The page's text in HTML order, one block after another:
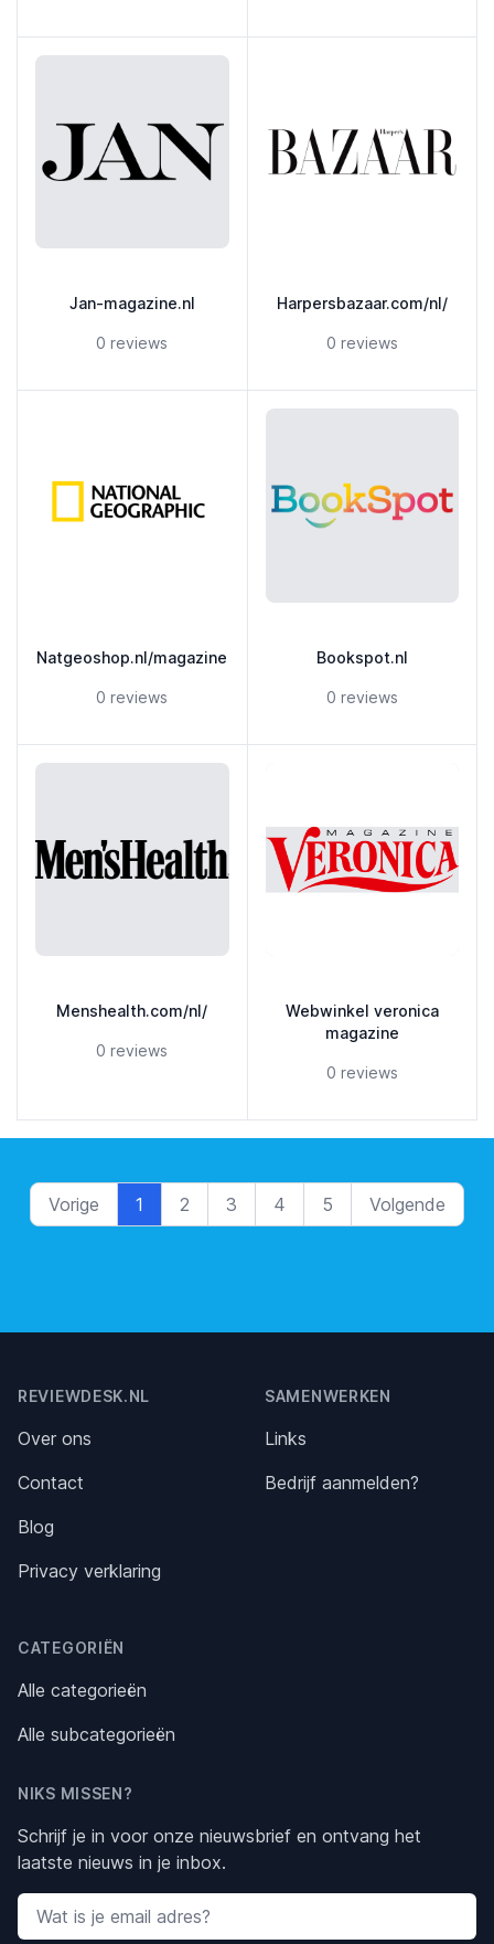
Jan-magazine.nl
5 out of 5 stars
0 reviews
Harpersbazaar.com/nl/
5 out of 5 stars
0 reviews
Natgeoshop.nl/magazine
5 out of 5 stars
0 reviews
Bookspot.nl
5 out of 5 stars
0 reviews
Menshealth.com/nl/
5 out of 5 stars
0 reviews
Webwinkel veronica
magazine
5 out of 5 stars
0 reviews
Vorige 1 2 3 4 5 Volgende
REVIEWDESK.NL
Over ons
Contact
Blog
Privacy verklaring
CATEGORIËN
Alle categorieën
Alle subcategorieën
SAMENWERKEN
Links
Bedrijf aanmelden?
NIKS MISSEN?
Schrijf je in voor onze nieuwsbrief en ontvang het
laatste nieuws in je inbox.
Email address